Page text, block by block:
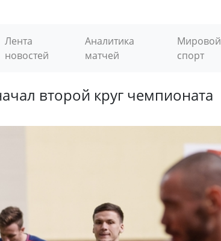
Лента
новостей
Аналитика
матчей
Мировой
спорт
второй круг чемпионата